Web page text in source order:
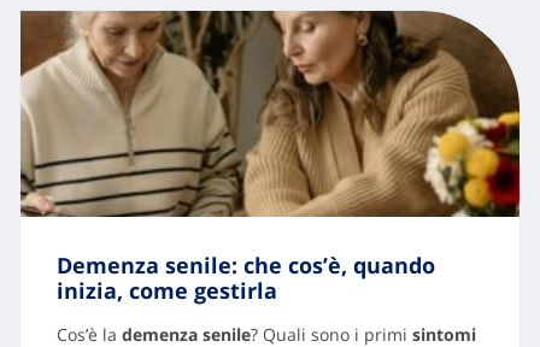
Demenza senile: che cos’è, quando
inizia, come gestirla
Cos’è la demenza senile? Quali sono i primi sintomi